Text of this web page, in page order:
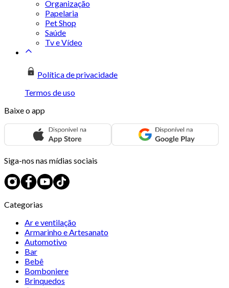
Organização
Papelaria
Pet Shop
Saúde
Tv e Vídeo
Política de privacidade
Termos de uso
Baixe o app
Siga-nos nas mídias sociais
Categorias
Ar e ventilação
Armarinho e Artesanato
Automotivo
Bar
Bebê
Bomboniere
Brinquedos